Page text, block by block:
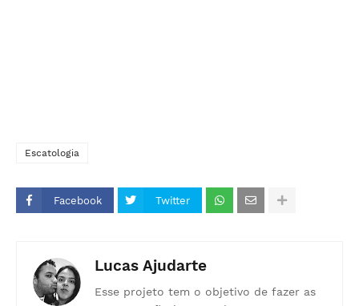
Escatologia
Facebook Twitter
Lucas Ajudarte
Esse projeto tem o objetivo de fazer as